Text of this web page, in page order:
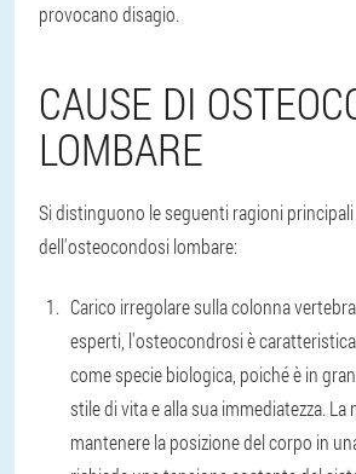
provocano disagio.
CAUSE DI
LOMBARE
Si distinguono le seguenti ragioni
dell'osteocondosi lombare:
Carico irregolare sulla colonna
esperti, l'osteocondrosi è
come specie biologica, poiché è in
stile di vita e alla sua immediatezza. La
mantenere la posizione del corpo in